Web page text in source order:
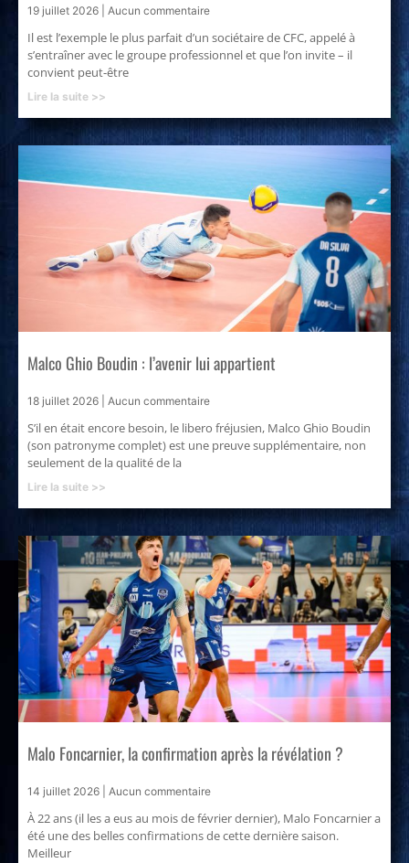
19 juillet 2026 Aucun commentaire
Il est l’exemple le plus parfait d’un sociétaire de CFC, appelé à
s’entraîner avec le groupe professionnel et que l’on invite – il
convient peut-être
Lire la suite >>
Malco Ghio Boudin : l’avenir lui appartient
18 juillet 2026 Aucun commentaire
S’il en était encore besoin, le libero fréjusien, Malco Ghio Boudin
(son patronyme complet) est une preuve supplémentaire, non
seulement de la qualité de la
Lire la suite >>
Malo Foncarnier, la confirmation après la révélation ?
14 juillet 2026 Aucun commentaire
À 22 ans (il les a eus au mois de février dernier), Malo Foncarnier a
été une des belles confirmations de cette dernière saison.
Meilleur